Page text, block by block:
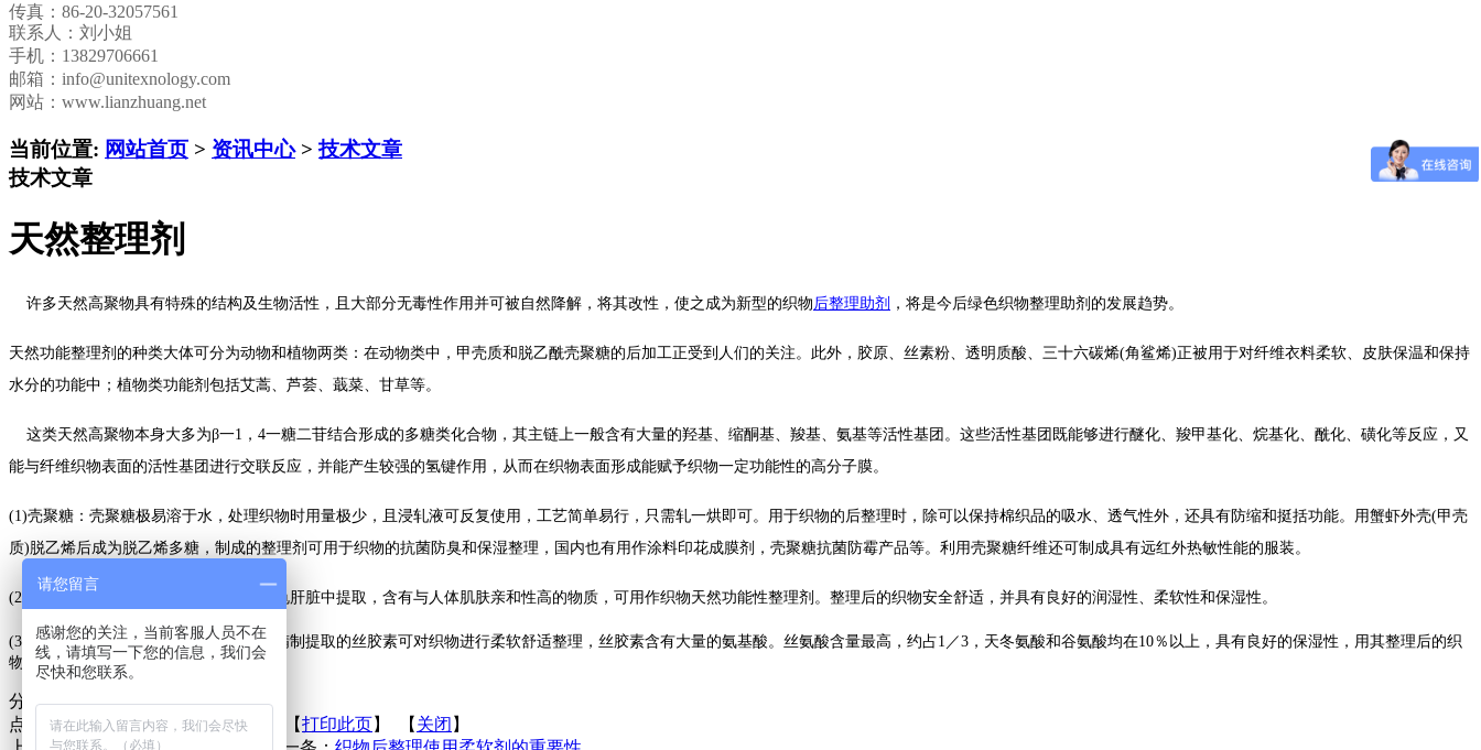
传真： 86-20-32057561
联系人：刘小姐
手机：13829706661
邮箱： info@unitexnology.com
网站：www.lianzhuang.net
当前位置: 网站首页 > 资讯中心>技术文章
技术文章
天然整理剂
许多天然高聚物具有特殊的结构及生物活性，且大部分无毒性作用并可被自然降解，将其改性，使之成为新型的织物后整理助剂 ，将是今后绿色织物整理助剂的发展趋势。
天然功能整理剂的种类大体可分为动物和植物两类：在动物类中，甲壳质和脱乙酰壳聚糖的后加工正受到人们的关注。此外，胶原、丝素粉、透明质酸、三十六碳烯(角鲨烯)正被用于对纤维衣料柔软、皮肤保温和保持
水分的功能中；植物类功能剂包括艾蒿、芦荟、蕺菜、甘草等。
这类天然高聚物本身大多为β一1，4一糖二苷结合形成的多糖类化合物，其主链上一般含有大量的羟基、缩酮基、羧基、氨基等活性基团。这些活性基团既能够进行醚化、羧甲基化、烷基化、酰化、磺化等反应，又
能与纤维织物表面的活性基团进行交联反应，并能产生较强的氢键作用，从而在织物表面形成能赋予织物一定功能性的高分子膜。
(1)壳聚糖：壳聚糖极易溶于水，处理织物时用量极少，且浸轧液可反复使用，工艺简单易行，只需轧一烘即可。用于织物的后整理时，除可以保持棉织品的吸水、透气性外，还具有防缩和挺括功能。用蟹虾外壳(甲壳
质)脱乙烯后成为脱乙烯多糖，制成的整理剂可用于织物的抗菌防臭和保湿整理，国内也有用作涂料印花成膜剂，壳聚糖抗菌防霉产品等。利用壳聚糖纤维还可制成具有远红外热敏性能的服装。
(2)角鲨烯：角鲨烯为一种脂质，可从鲨龟肝脏中提取，含有与人体肌肤亲和性高的物质，可用作织物天然功能性整理剂。整理后的织物安全舒适，并具有良好的润湿性、柔软性和保湿性。
(3)丝胶素：从天然蚕丝精练液中回收、精制提取的丝胶素可对织物进行柔软舒适整理，丝胶素含有大量的氨基酸。丝氨酸含量最高，约占1／3，天冬氨酸和谷氨酸均在10％以上，具有良好的保湿性，用其整理后的织
物柔软舒适，穿着时可使肌肤润滑。
分享到：
点击次数：更新时间：2016-03-24 【打印此页 】 【 关闭 】
请您留言
感谢您的关注，当前客服人员不在
线，请填写一下您的信息，我们会
尽快和您联系。